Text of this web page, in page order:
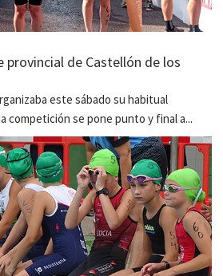
provincial de Castellón de los
este sábado su habitual
competición se pone punto y final a...